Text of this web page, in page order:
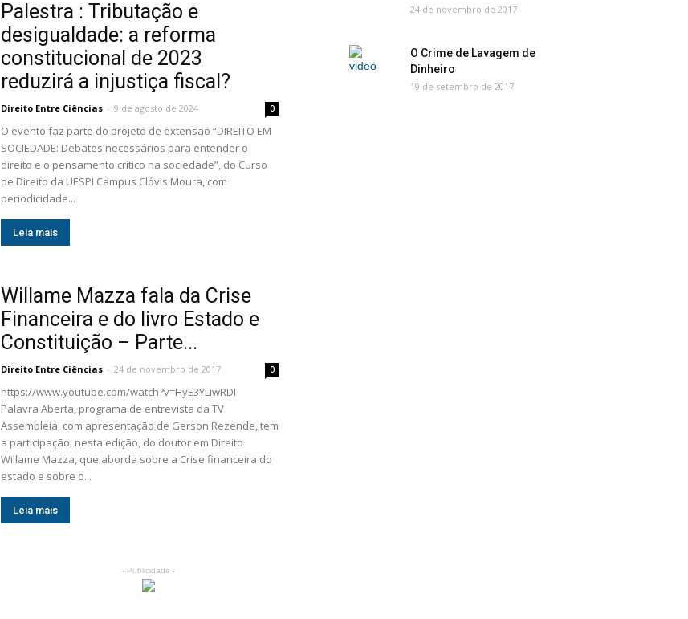
Palestra : Tributação e
desigualdade: a reforma
constitucional de 2023
reduzirá a injustiça fiscal?
Direito Entre Ciências - 9 de agosto de 2024 0
O evento faz parte do projeto de extensão “DIREITO EM
SOCIEDADE: Debates necessários para entender o
direito e o pensamento crítico na sociedade”, do Curso
de Direito da UESPI Campus Clóvis Moura, com
periodicidade...
Leia mais
Willame Mazza fala da Crise
Financeira e do livro Estado e
Constituição – Parte...
Direito Entre Ciências - 24 de novembro de 2017 0
https://www.youtube.com/watch?v=HyE3YLiwRDI
Palavra Aberta, programa de entrevista da TV
Assembleia, com apresentação de Gerson Rezende, tem
a participação, nesta edição, do doutor em Direito
Willame Mazza, que aborda sobre a Crise financeira do
estado e sobre o...
Leia mais
24 de novembro de 2017
O Crime de Lavagem de
Dinheiro
19 de setembro de 2017
- Publicidade -